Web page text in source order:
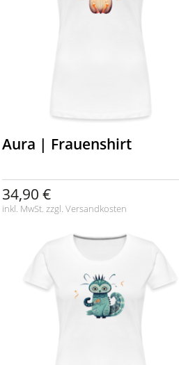
Aura | Frauenshirt
34,90 €
inkl. MwSt. zzgl. Versandkosten